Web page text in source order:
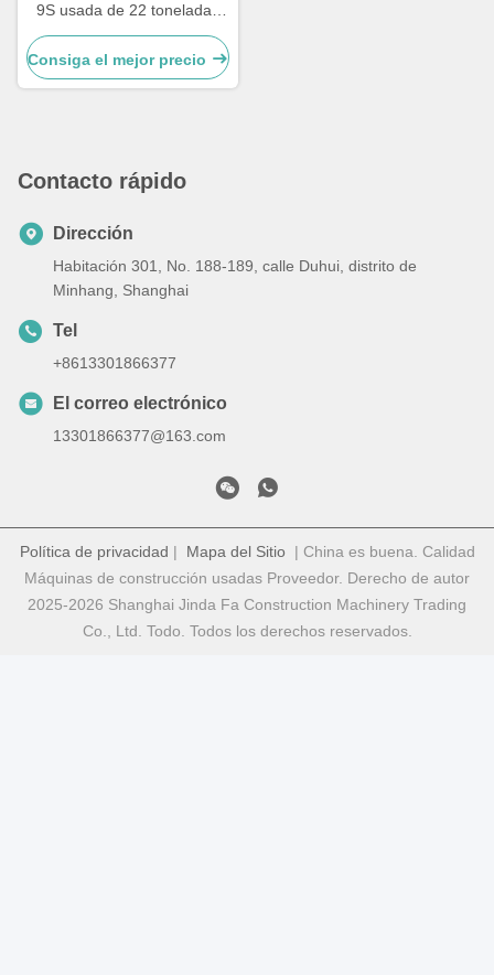
9S usada de 22 toneladas
con 12 meses de garantía
Consiga el mejor precio
Contacto rápido
Dirección
Habitación 301, No. 188-189, calle Duhui, distrito de
Minhang, Shanghai
Tel
+8613301866377
El correo electrónico
13301866377@163.com
Política de privacidad | Mapa del Sitio| China es buena. Calidad
Máquinas de construcción usadas Proveedor. Derecho de autor
2025-2026 Shanghai Jinda Fa Construction Machinery Trading
Co., Ltd. Todo. Todos los derechos reservados.